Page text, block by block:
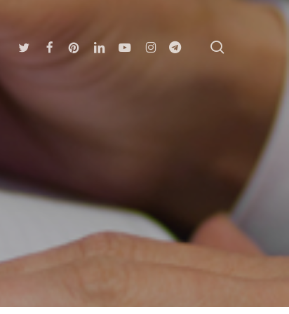
TwitterFacebookPinterestLinkedinYoutubeInstagramTelegram